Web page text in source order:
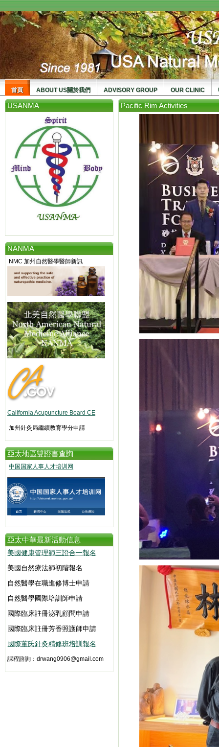
usanma
首頁 ABOUT US關於我們 ADVISORY GROUP OUR CLINIC
USANMA
NANMA
NMC 加州自然醫學醫師新訊
California Acupuncture Board CE
加州針灸局繼續教育學分申請
亞太地區雙證書查詢
中国国家人事人才培训网
亞太中華最新活動信息
美國健康管理師三證合一報名
美國自然療法師初階報名
自然醫學在職進修博士申請
自然醫學國際培訓師申請
國際臨床註冊泌乳顧問申請
國際臨床註冊芳香照護師申請
國際董氏針灸精修班培訓報名
課程諮詢： drwang0906@gmail.com
Pacific Rim Activities